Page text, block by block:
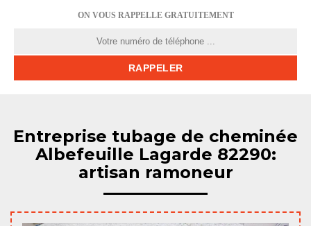
ON VOUS RAPPELLE GRATUITEMENT
Entreprise tubage de cheminée
Albefeuille Lagarde 82290:
artisan ramoneur